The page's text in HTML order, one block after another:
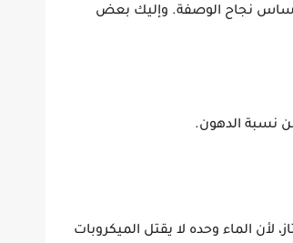
أساس نجاح الوصفة. وإليك بعض
نسبة الدهون.
الماء وحده لا يقتل الميكروبات